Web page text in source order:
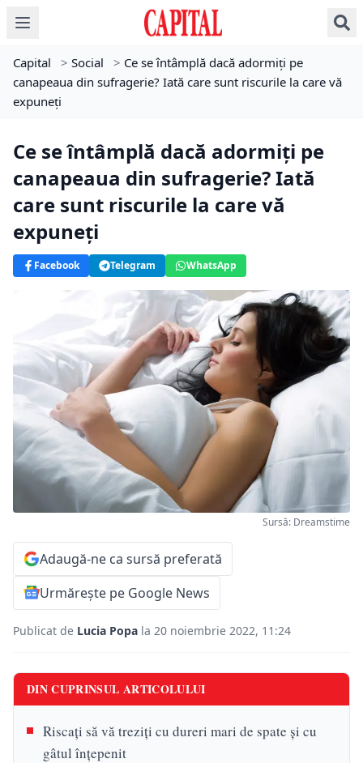
Capital > Social > Ce se întâmplă dacă adormiți pe
canapeaua din sufragerie? Iată care sunt riscurile la care vă
expuneți
Ce se întâmplă dacă adormiți pe
canapeaua din sufragerie? Iată
care sunt riscurile la care vă
expuneți
Facebook Telegram WhatsApp
Sursă: Dreamstime
Adaugă-ne ca sursă preferată
Urmărește pe Google News
Publicat de Lucia Popa la 20 noiembrie 2022, 11:24
DIN CUPRINSUL ARTICOLULUI
Riscați să vă treziți cu dureri mari de spate și cu
gâtul înțepenit